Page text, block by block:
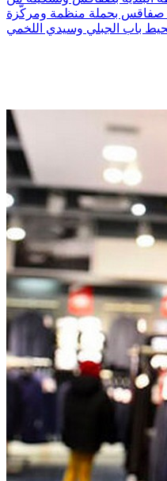
صفاقس بحملة منظمة ومركّزة